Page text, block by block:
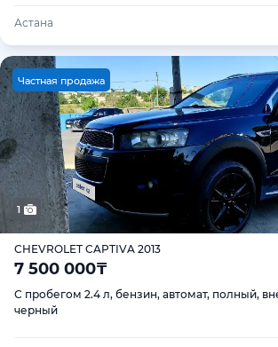
Астана
Частная продажа
1
CHEVROLET CAPTIVA 2013
7 500 000₸
С пробегом 2.4 л, бензин, автомат, полный,
черный